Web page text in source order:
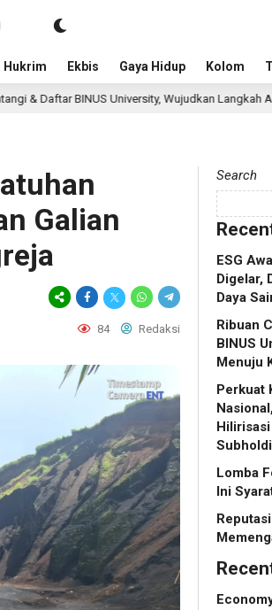
Hukrim Ekbis Gaya Hidup Kolom
Wujudkan Langkah Awal Menuju Karier
Galian
84 Redaksi
Search
ESG
Digelar,
Daya
Ribuan
BINUS
Menuju
Perkuat
Lomba
Ini